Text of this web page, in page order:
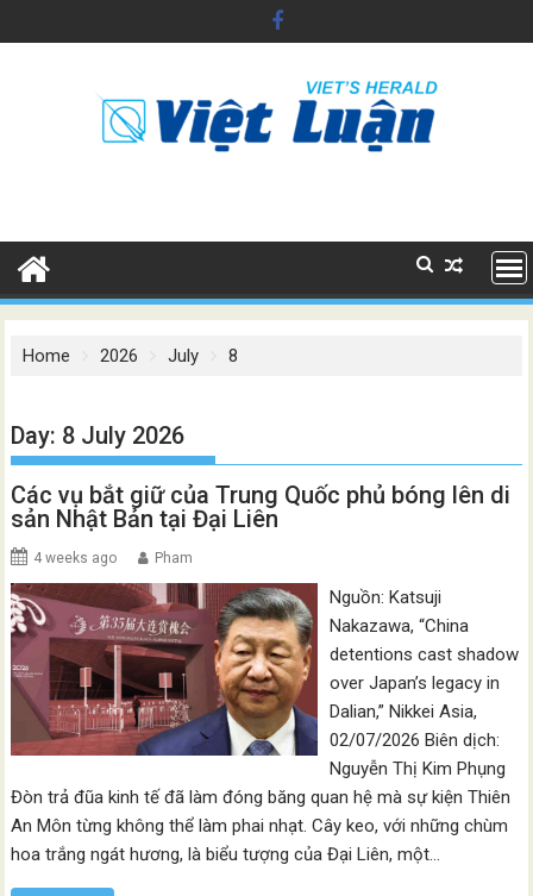
to
Home 2026 July 8
Day: 8 July 2026
Các vụ bắt giữ của Trung Quốc phủ bóng lên di
sản Nhật Bản tại Đại Liên
4 weeks ago Pham
Nguồn: Katsuji
Nakazawa, “China
detentions cast shadow
over Japan’s legacy in
Dalian,” Nikkei Asia,
02/07/2026 Biên dịch:
Nguyễn Thị Kim Phụng
Đòn trả đũa kinh tế đã làm đóng băng quan hệ mà sự kiện Thiên
An Môn từng không thể làm phai nhạt. Cây keo, với những chùm
hoa trắng ngát hương, là biểu tượng của Đại Liên, một…